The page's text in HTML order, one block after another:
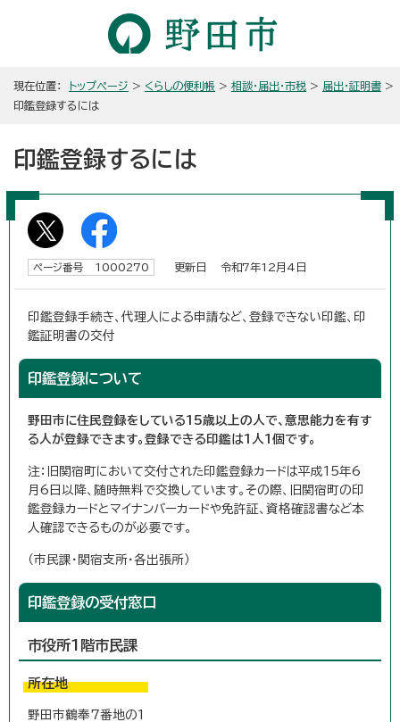
現在位置： トップページ > くらしの便利帳 > 相談・届出・市税 > 届出・証明書 >
印鑑登録するには
印鑑登録するには
ページ番号 1000270 更新日 令和7年12月4日
印鑑登録手続き、代理人による申請など、登録できない印鑑、印
鑑証明書の交付
印鑑登録について
野田市に住民登録をしている15歳以上の人で、意思能力を有す
る人が登録できます。登録できる印鑑は1人1個です。
注：旧関宿町において交付された印鑑登録カードは平成15年6
月6日以降、随時無料で交換しています。その際、旧関宿町の印
鑑登録カードとマイナンバーカードや免許証、資格確認書など本
人確認できるものが必要です。
（市民課・関宿支所・各出張所）
印鑑登録の受付窓口
市役所1階市民課
所在地
野田市鶴奉7番地の1